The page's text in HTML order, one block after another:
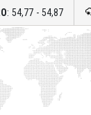
: 54,77 - 54,87